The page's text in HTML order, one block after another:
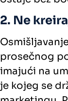
2. Ne
prosečnog
imajući na
je kojeg se